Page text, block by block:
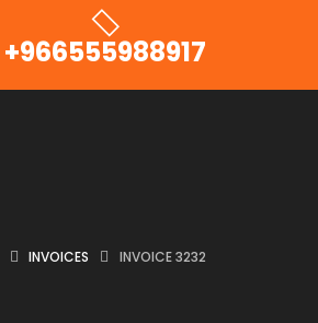
+966555988917
INVOICES INVOICE 3232